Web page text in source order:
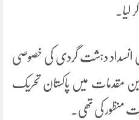
لیا۔
انسداد دہشت گردی کی خصوصی
مئی کے تین مقدمات میں پاکستان تحریک
منظور کی تھی۔